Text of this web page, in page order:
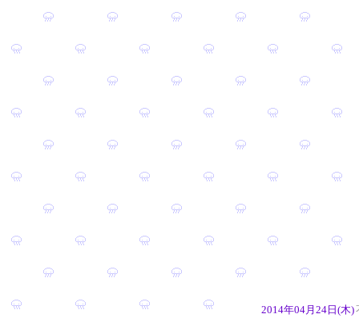
2014年04月24日(木)